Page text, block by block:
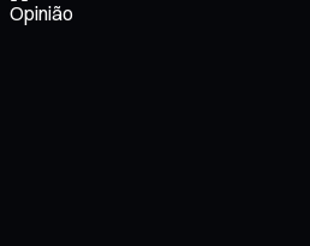
Opinião